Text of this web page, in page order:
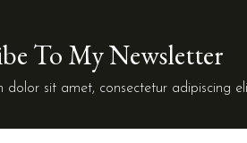
To My Newsletter
dolor sit amet, consectetur adipiscing